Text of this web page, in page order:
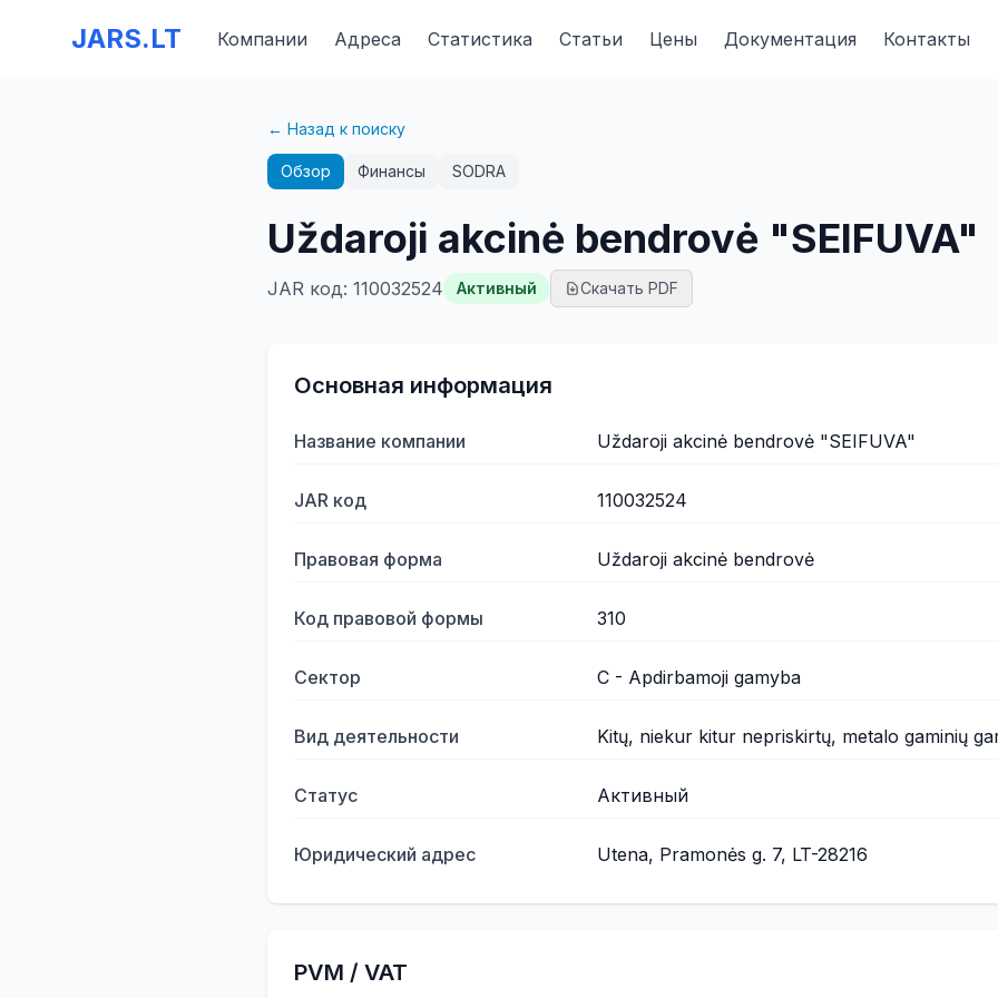
JARS.LT Компании Адреса Статистика Статьи Цены Документация Контакты
← Назад к поиску
Обзор Финансы SODRA
Uždaroji akcinė bendrovė "SEIFUVA"
JAR код: 110032524 Активный Скачать PDF
Основная информация
Название компании Uždaroji akcinė bendrovė "SEIFUVA"
JAR код 110032524
Правовая форма Uždaroji akcinė bendrovė
Код правовой формы 310
Сектор C - Apdirbamoji gamyba
Вид деятельности Kitų, niekur kitur nepriskirtų, metalo gaminių
Статус Активный
Юридический адрес Utena, Pramonės g. 7, LT-28216
PVM / VAT